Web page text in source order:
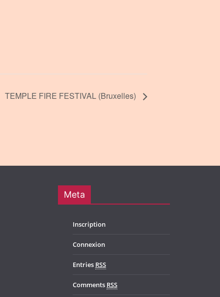
TEMPLE FIRE FESTIVAL (Bruxelles)
Meta
Inscription
Connexion
Entries RSS
Comments RSS